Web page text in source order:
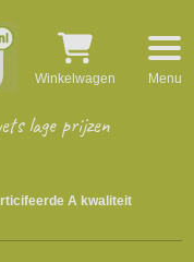
lage prijzen
Winkelwagen Menu
A kwaliteit